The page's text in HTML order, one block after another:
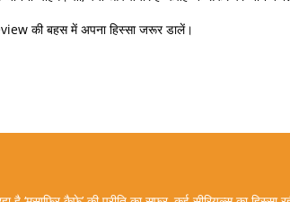
की बहस में अपना हिस्सा जरूर डालें।